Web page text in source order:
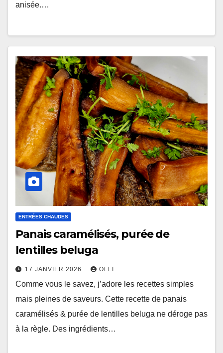
anisée.…
ENTRÉES CHAUDES
Panais caramélisés, purée de
lentilles beluga
17 JANVIER 2026 OLLI
Comme vous le savez, j’adore les recettes simples
mais pleines de saveurs. Cette recette de panais
caramélisés & purée de lentilles beluga ne déroge pas
à la règle. Des ingrédients…